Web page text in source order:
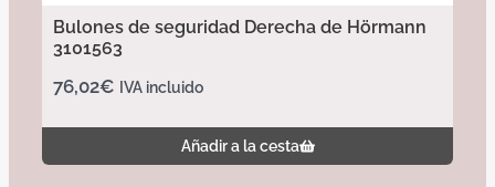
Bulones de seguridad Derecha de Hörmann
3101563
76,02€ IVA incluido
Añadir a la cesta